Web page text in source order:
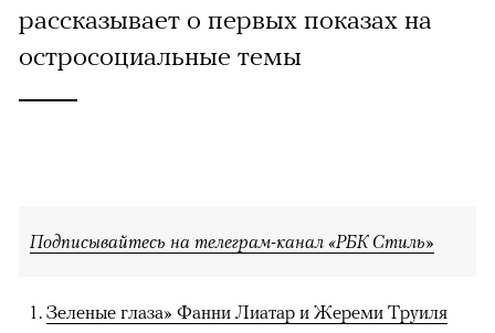
рассказывает о первых показах на
остросоциальные темы
Подписывайтесь на телеграм-канал «РБК Стиль»
Зеленые глаза» Фанни Лиатар и Жереми Труиля